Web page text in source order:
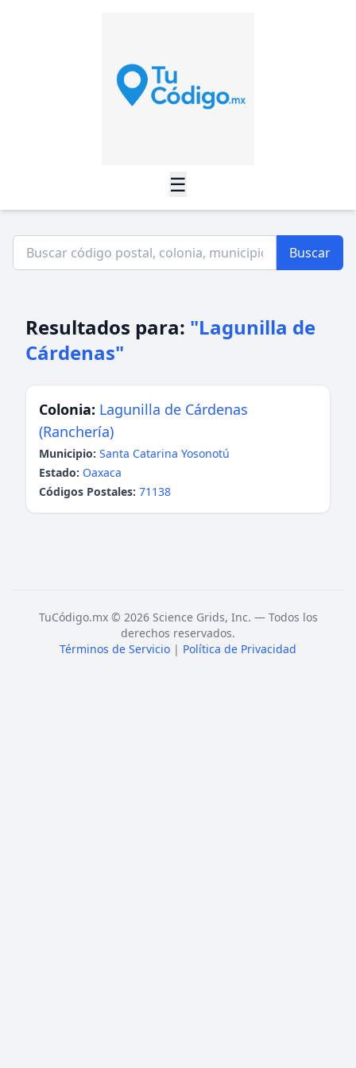
☰
Buscar
Resultados para: "Lagunilla de
Cárdenas"
Colonia: Lagunilla de Cárdenas
(Ranchería)
Municipio: Santa Catarina Yosonotú
Estado: Oaxaca
Códigos Postales: 71138
TuCódigo.mx © 2026 Science Grids, Inc. — Todos los
derechos reservados.
Términos de Servicio | Política de Privacidad